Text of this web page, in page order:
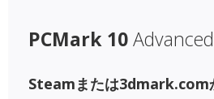
PCMark 10
Steamまたは3dmark.com